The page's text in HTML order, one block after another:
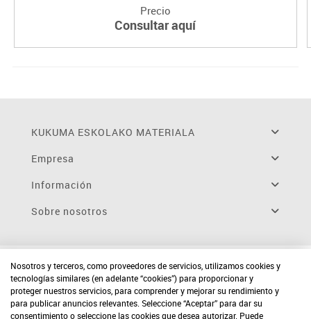
Precio
Consultar aquí
KUKUMA ESKOLAKO MATERIALA
Empresa
Información
Sobre nosotros
Nosotros y terceros, como proveedores de servicios, utilizamos cookies y
tecnologías similares (en adelante “cookies”) para proporcionar y
proteger nuestros servicios, para comprender y mejorar su rendimiento y
para publicar anuncios relevantes. Seleccione “Aceptar” para dar su
consentimiento o seleccione las cookies que desea autorizar. Puede